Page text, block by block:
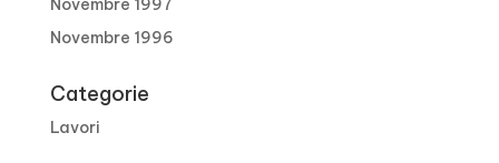
Novembre 1997
Novembre 1996
Categorie
Lavori